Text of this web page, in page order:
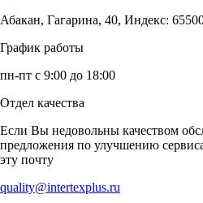
Абакан, Гагарина, 40, Индекс:
График работы
пн-пт с 9:00 до 18:00
Отдел качества
Если Вы недовольны качеством
предложения по улучшению
эту почту
quality@intertexplus.ru